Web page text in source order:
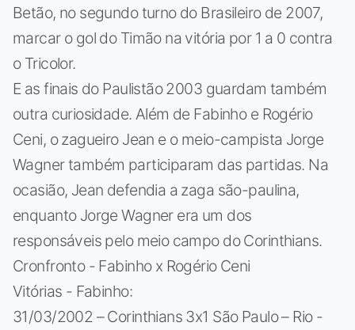
Betão, no segundo turno do Brasileiro de 2007,
marcar o gol do Timão na vitória por 1 a 0 contra
o Tricolor.
E as finais do Paulistão 2003 guardam também
outra curiosidade. Além de Fabinho e Rogério
Ceni, o zagueiro Jean e o meio-campista Jorge
Wagner também participaram das partidas. Na
ocasião, Jean defendia a zaga são-paulina,
enquanto Jorge Wagner era um dos
responsáveis pelo meio campo do Corinthians.
Cronfronto - Fabinho x Rogério Ceni
Vitórias - Fabinho:
31/03/2002 – Corinthians 3x1 São Paulo – Rio -